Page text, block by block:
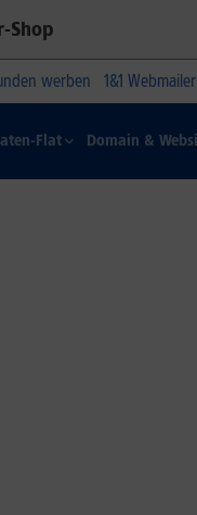
Shop
werben 1&1 Webmailer
Flat Domain &